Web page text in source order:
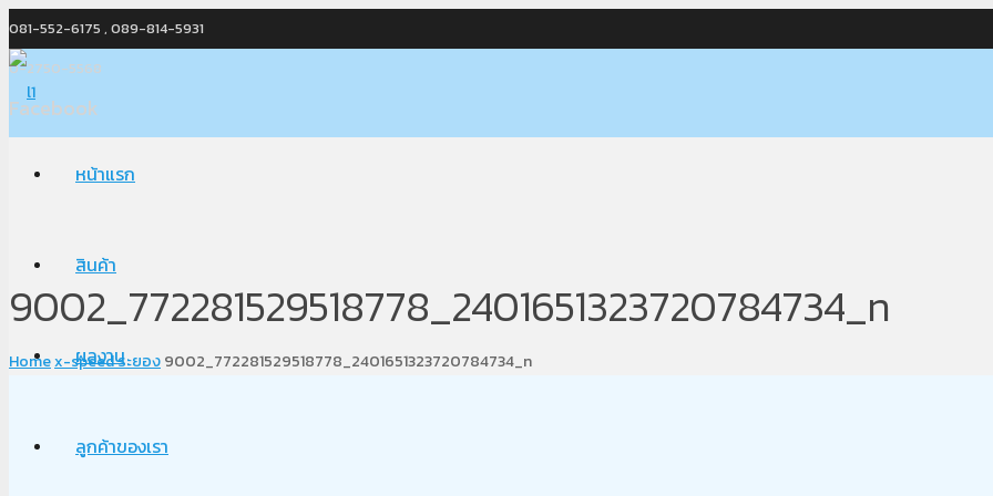
081-552-6175 , 089-814-5931
0-2750-5568
Facebook
หน้าแรก
สินค้า
ผลงาน
ลูกค้าของเรา
9002_772281529518778_2401651323720784734_n
Homex-speed ระยอง9002_772281529518778_2401651323720784734_n